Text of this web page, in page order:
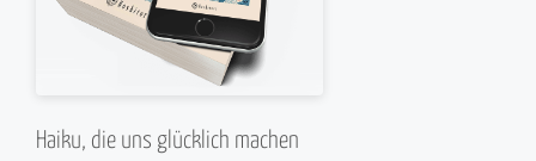
Haiku, die uns glücklich machen